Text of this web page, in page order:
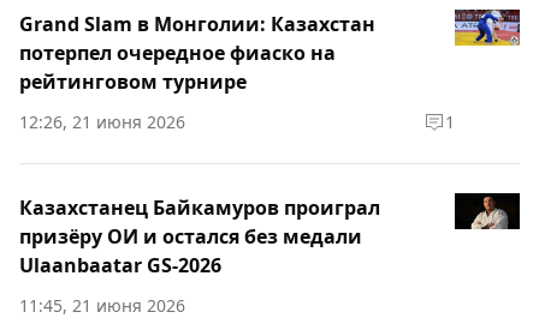
Grand Slam в Монголии: Казахстан
потерпел очередное фиаско на
рейтинговом турнире
12:26, 21 июня 2026 1
Казахстанец Байкамуров проиграл
призёру ОИ и остался без медали
Ulaanbaatar GS-2026
11:45, 21 июня 2026